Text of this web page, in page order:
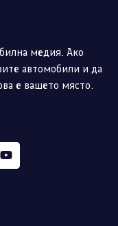
медия. Ако
автомобили и да
е вашето място.